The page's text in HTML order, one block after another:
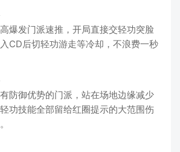
爆发门派速推，开局直接交轻功突脸
CD后切轻功游走等冷却，不浪费一秒
防御优势的门派，站在场地边缘减少
功技能全部留给红圈提示的大范围伤